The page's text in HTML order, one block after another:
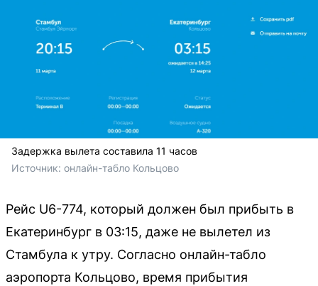
Задержка вылета составила 11 часов
Источник: онлайн-табло Кольцово
Рейс U6-774, который должен был прибыть в
Екатеринбург в 03:15, даже не вылетел из
Стамбула к утру. Согласно онлайн-табло
аэропорта Кольцово, время прибытия